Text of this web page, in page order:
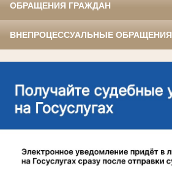
ОБРАЩЕНИЯ ГРАЖДАН
ВНЕПРОЦЕССУАЛЬНЫЕ ОБРАЩЕНИЯ